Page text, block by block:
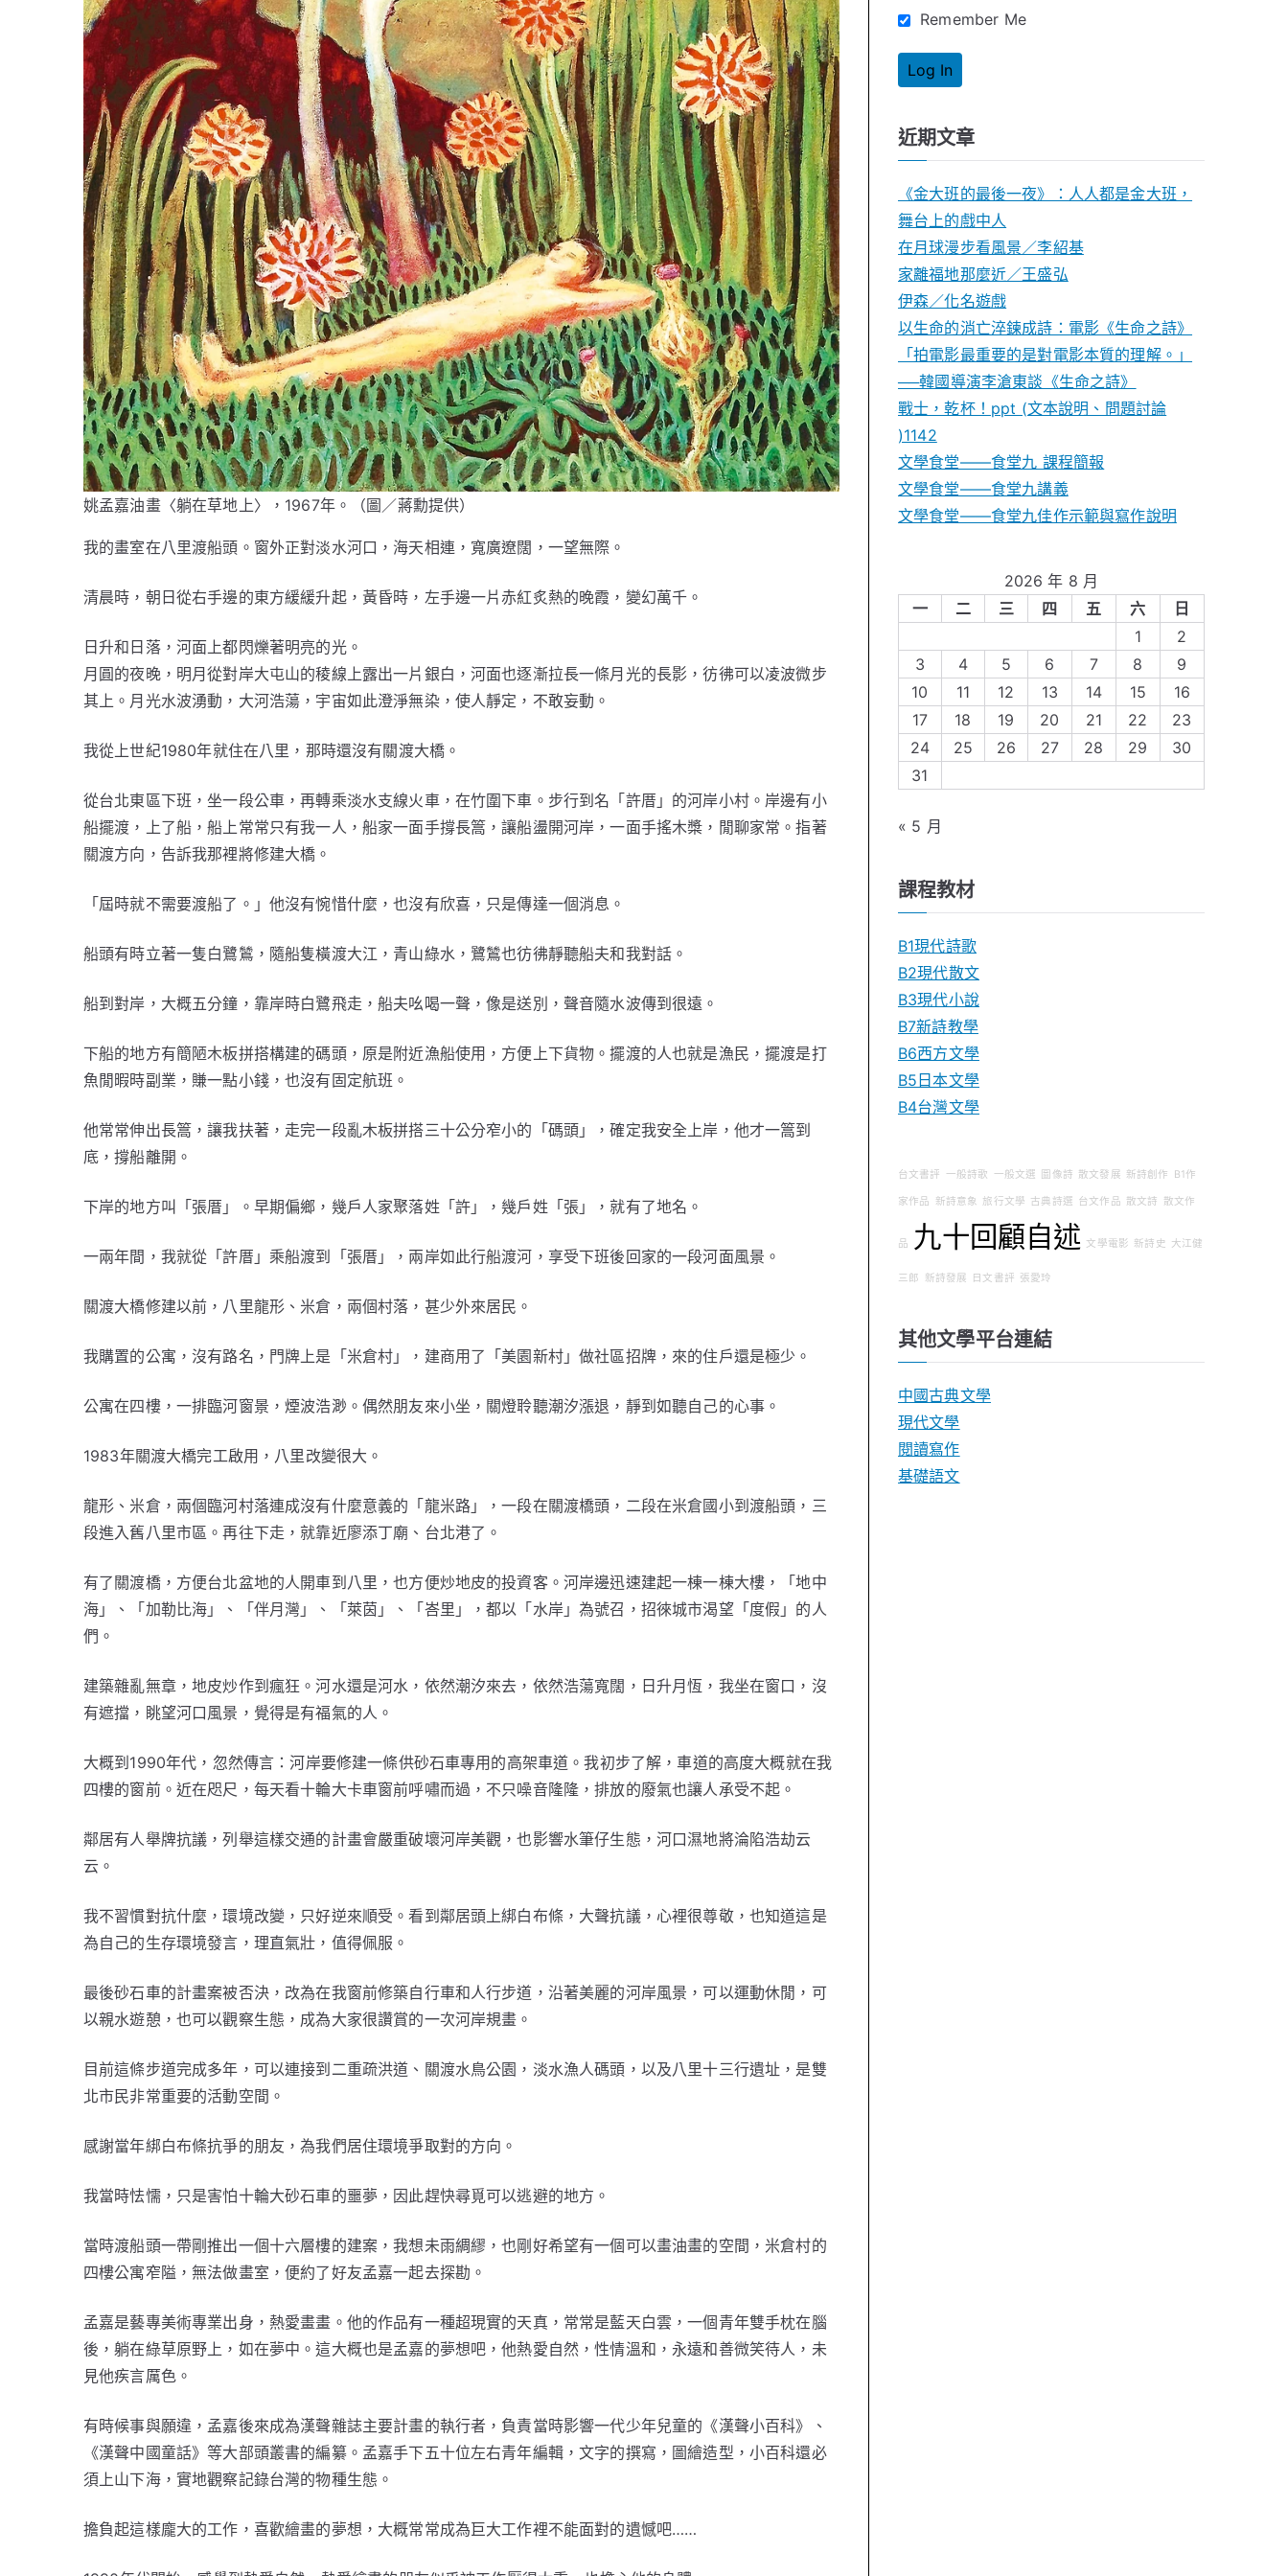
姚孟嘉油畫〈躺在草地上〉，1967年。（圖／蔣勳提供）
我的畫室在八里渡船頭。窗外正對淡水河口，海天相連，寬廣遼闊，一望無際。
清晨時，朝日從右手邊的東方緩緩升起，黃昏時，左手邊一片赤紅炙熱的晚霞，變幻萬千。
日升和日落，河面上都閃爍著明亮的光。
月圓的夜晚，明月從對岸大屯山的稜線上露出一片銀白，河面也逐漸拉長一條月光的長影，彷彿可以凌波微步
其上。月光水波湧動，大河浩蕩，宇宙如此澄淨無染，使人靜定，不敢妄動。
我從上世紀1980年就住在八里，那時還沒有關渡大橋。
從台北東區下班，坐一段公車，再轉乘淡水支線火車，在竹圍下車。步行到名「許厝」的河岸小村。岸邊有小
船擺渡，上了船，船上常常只有我一人，船家一面手撐長篙，讓船盪開河岸，一面手搖木槳，閒聊家常。指著
關渡方向，告訴我那裡將修建大橋。
「屆時就不需要渡船了。」他沒有惋惜什麼，也沒有欣喜，只是傳達一個消息。
船頭有時立著一隻白鷺鷥，隨船隻橫渡大江，青山綠水，鷺鷥也彷彿靜聽船夫和我對話。
船到對岸，大概五分鐘，靠岸時白鷺飛走，船夫吆喝一聲，像是送別，聲音隨水波傳到很遠。
下船的地方有簡陋木板拼搭構建的碼頭，原是附近漁船使用，方便上下貨物。擺渡的人也就是漁民，擺渡是打
魚閒暇時副業，賺一點小錢，也沒有固定航班。
他常常伸出長篙，讓我扶著，走完一段亂木板拼搭三十公分窄小的「碼頭」，確定我安全上岸，他才一篙到
底，撐船離開。
下岸的地方叫「張厝」。早期偏鄉，幾戶人家聚落姓「許」，幾戶姓「張」，就有了地名。
一兩年間，我就從「許厝」乘船渡到「張厝」，兩岸如此行船渡河，享受下班後回家的一段河面風景。
關渡大橋修建以前，八里龍形、米倉，兩個村落，甚少外來居民。
我購置的公寓，沒有路名，門牌上是「米倉村」，建商用了「美園新村」做社區招牌，來的住戶還是極少。
公寓在四樓，一排臨河窗景，煙波浩渺。偶然朋友來小坐，關燈聆聽潮汐漲退，靜到如聽自己的心事。
1983年關渡大橋完工啟用，八里改變很大。
龍形、米倉，兩個臨河村落連成沒有什麼意義的「龍米路」，一段在關渡橋頭，二段在米倉國小到渡船頭，三
段進入舊八里市區。再往下走，就靠近廖添丁廟、台北港了。
有了關渡橋，方便台北盆地的人開車到八里，也方便炒地皮的投資客。河岸邊迅速建起一棟一棟大樓，「地中
海」、「加勒比海」、「伴月灣」、「萊茵」、「峇里」，都以「水岸」為號召，招徠城市渴望「度假」的人
們。
建築雜亂無章，地皮炒作到瘋狂。河水還是河水，依然潮汐來去，依然浩蕩寬闊，日升月恆，我坐在窗口，沒
有遮擋，眺望河口風景，覺得是有福氣的人。
大概到1990年代，忽然傳言：河岸要修建一條供砂石車專用的高架車道。我初步了解，車道的高度大概就在我
四樓的窗前。近在咫尺，每天看十輪大卡車窗前呼嘯而過，不只噪音隆隆，排放的廢氣也讓人承受不起。
鄰居有人舉牌抗議，列舉這樣交通的計畫會嚴重破壞河岸美觀，也影響水筆仔生態，河口濕地將淪陷浩劫云
云。
我不習慣對抗什麼，環境改變，只好逆來順受。看到鄰居頭上綁白布條，大聲抗議，心裡很尊敬，也知道這是
為自己的生存環境發言，理直氣壯，值得佩服。
最後砂石車的計畫案被否決，改為在我窗前修築自行車和人行步道，沿著美麗的河岸風景，可以運動休閒，可
以親水遊憩，也可以觀察生態，成為大家很讚賞的一次河岸規畫。
目前這條步道完成多年，可以連接到二重疏洪道、關渡水鳥公園，淡水漁人碼頭，以及八里十三行遺址，是雙
北市民非常重要的活動空間。
感謝當年綁白布條抗爭的朋友，為我們居住環境爭取對的方向。
我當時怯懦，只是害怕十輪大砂石車的噩夢，因此趕快尋覓可以逃避的地方。
當時渡船頭一帶剛推出一個十六層樓的建案，我想未雨綢繆，也剛好希望有一個可以畫油畫的空間，米倉村的
四樓公寓窄隘，無法做畫室，便約了好友孟嘉一起去探勘。
孟嘉是藝專美術專業出身，熱愛畫畫。他的作品有一種超現實的天真，常常是藍天白雲，一個青年雙手枕在腦
後，躺在綠草原野上，如在夢中。這大概也是孟嘉的夢想吧，他熱愛自然，性情溫和，永遠和善微笑待人，未
見他疾言厲色。
有時候事與願違，孟嘉後來成為漢聲雜誌主要計畫的執行者，負責當時影響一代少年兒童的《漢聲小百科》、
《漢聲中國童話》等大部頭叢書的編纂。孟嘉手下五十位左右青年編輯，文字的撰寫，圖繪造型，小百科還必
須上山下海，實地觀察記錄台灣的物種生態。
擔負起這樣龐大的工作，喜歡繪畫的夢想，大概常常成為巨大工作裡不能面對的遺憾吧……
Remember Me
近期文章
《金大班的最後一夜》：人人都是金大班，
舞台上的戲中人
在月球漫步看風景／李紹基
家離福地那麼近／王盛弘
伊森／化名遊戲
以生命的消亡淬鍊成詩：電影《生命之詩》
「拍電影最重要的是對電影本質的理解。」
──韓國導演李滄東談《生命之詩》
戰士，乾杯！ppt (文本說明、問題討論
)1142
文學食堂——食堂九 課程簡報
文學食堂――食堂九講義
文學食堂——食堂九佳作示範與寫作說明
2026 年 8 月
一
二 三 四 五 六
日
1
2
3
4 5 6 7 8
9
10
11 12 13 14 15
16
17
18 19 20 21 22
23
24
25 26 27 28 29
30
31
« 5 月
課程教材
B1現代詩歌
B2現代散文
B3現代小說
B7新詩教學
B6西方文學
B5日本文學
B4台灣文學
台文書評 一般詩歌 一般文選 圖像詩 散文發展 新詩創作 B1作
家作品 新詩意象 旅行文學 古典詩選 台文作品 散文詩 散文作
品 九十回顧自述 文學電影 新詩史 大江健
三郎 新詩發展 日文書評 張愛玲
其他文學平台連結
中國古典文學
現代文學
閱讀寫作
基礎語文